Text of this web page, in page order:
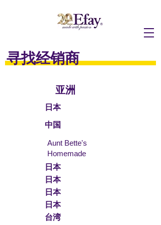
寻找经销商
亚洲
日本
中国
Aunt Bette's
Homemade
Pecan Pie
Rockin’ Rocky
Road Ice
Cream
Tom’s
Heavenly
Apple Strudel
Joe’s Divine
Butter Tarts
日本
日本
日本
日本
台湾